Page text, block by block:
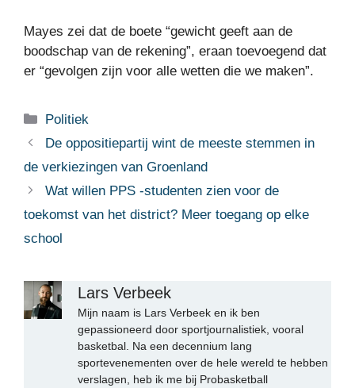
Mayes zei dat de boete “gewicht geeft aan de
boodschap van de rekening”, eraan toevoegend dat
er “gevolgen zijn voor alle wetten die we maken”.
Categorieën
Politiek
De oppositiepartij wint de meeste stemmen in
de verkiezingen van Groenland
Wat willen PPS -studenten zien voor de
toekomst van het district? Meer toegang op elke
school
Lars Verbeek
Mijn naam is Lars Verbeek en ik ben
gepassioneerd door sportjournalistiek, vooral
basketbal. Na een decennium lang
sportevenementen over de hele wereld te hebben
verslagen, heb ik me bij Probasketball